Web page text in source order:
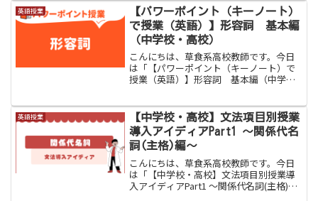
た新カリキュラムにより、これまで高校
で学習していた仮定法を勉強...
英語授業
【パワーポイント（キーノート）
で授業（英語）】形容詞 基本編
（中学校・高校）
こんにちは、草食系高校教師です。今日
は「【パワーポイント（キーノート）で
授業（英語）】形容詞 基本編（中学
１つです。「品詞を知らないと瀕死の状
態になる」という名言がある...
英語授業
【中学校・高校】文法項目別授業
導入アイディアPart1 〜関係代名
詞(主格)編〜
こんにちは、草食系高校教師です。今日
は「【中学校・高校】文法項目別授業導
入アイディアPart1 〜関係代名詞(主格)